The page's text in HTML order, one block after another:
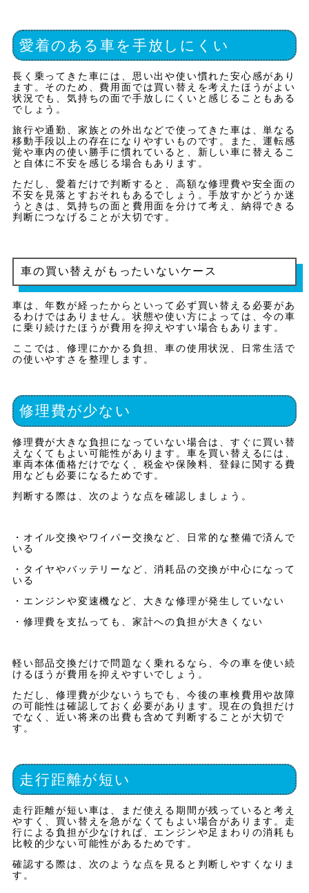
愛着のある車を手放しにくい
長く乗ってきた車には、思い出や使い慣れた安心感があり
ます。そのため、費用面では買い替えを考えたほうがよい
状況でも、気持ちの面で手放しにくいと感じることもある
でしょう。
旅行や通勤、家族との外出などで使ってきた車は、単なる
移動手段以上の存在になりやすいものです。また、運転感
覚や車内の使い勝手に慣れていると、新しい車に替えるこ
と自体に不安を感じる場合もあります。
ただし、愛着だけで判断すると、高額な修理費や安全面の
不安を見落とすおそれもあるでしょう。手放すかどうか迷
うときは、気持ちの面と費用面を分けて考え、納得できる
判断につなげることが大切です。
車の買い替えがもったいないケース
車は、年数が経ったからといって必ず買い替える必要があ
るわけではありません。状態や使い方によっては、今の車
に乗り続けたほうが費用を抑えやすい場合もあります。
ここでは、修理にかかる負担、車の使用状況、日常生活で
の使いやすさを整理します。
修理費が少ない
修理費が大きな負担になっていない場合は、すぐに買い替
えなくてもよい可能性があります。車を買い替えるには、
車両本体価格だけでなく、税金や保険料、登録に関する費
用なども必要になるためです。
判断する際は、次のような点を確認しましょう。
・オイル交換やワイパー交換など、日常的な整備で済んで
いる
・タイヤやバッテリーなど、消耗品の交換が中心になって
いる
・エンジンや変速機など、大きな修理が発生していない
・修理費を支払っても、家計への負担が大きくない
軽い部品交換だけで問題なく乗れるなら、今の車を使い続
けるほうが費用を抑えやすいでしょう。
ただし、修理費が少ないうちでも、今後の車検費用や故障
の可能性は確認しておく必要があります。現在の負担だけ
でなく、近い将来の出費も含めて判断することが大切で
す。
走行距離が短い
走行距離が短い車は、まだ使える期間が残っていると考え
やすく、買い替えを急がなくてもよい場合があります。走
行による負担が少なければ、エンジンや足まわりの消耗も
比較的少ない可能性があるためです。
確認する際は、次のような点を見ると判断しやすくなりま
す。